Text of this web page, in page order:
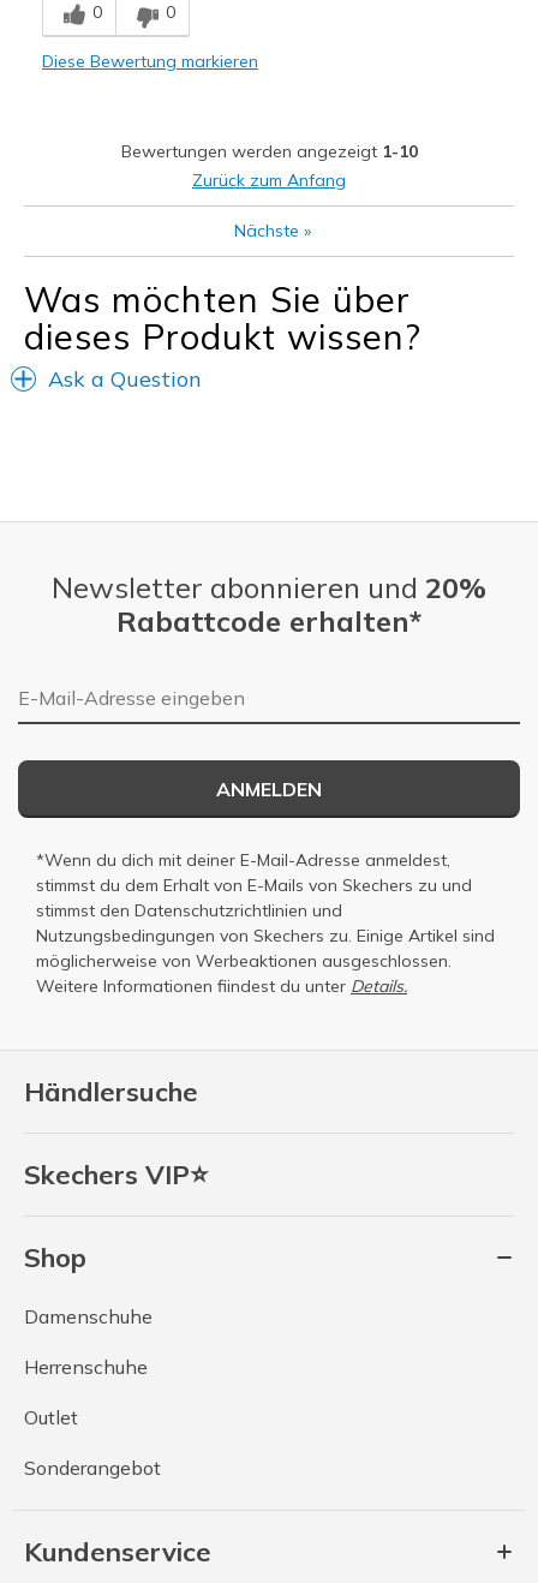
Stylish
Feels true to width
0 0
Diese Bewertung markieren
Bewertungen werden angezeigt 1-10
Zurück zum Anfang
Nächste »
Was möchten Sie über
dieses Produkt wissen?
Ask a Question
Händlersuche
Skechers VIP⭐
Shop
Damenschuhe
Herrenschuhe
Outlet
Sonderangebot
Kundenservice
Newsletter abonnieren und 20%
Rabattcode erhalten*
E-Mail-Adresse
ANMELDEN
*Wenn du dich mit deiner E-Mail-Adresse anmeldest,
stimmst du dem Erhalt von E-Mails von Skechers zu und
stimmst den Datenschutzrichtlinien und
Nutzungsbedingungen von Skechers zu. Einige Artikel sind
möglicherweise von Werbeaktionen ausgeschlossen.
Weitere Informationen fiindest du unter Details.